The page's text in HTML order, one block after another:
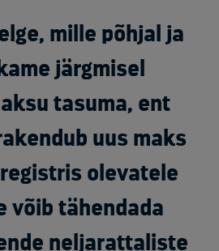
mille põhjal ja
järgmisel
tasuma, ent
uus maks
olevatele
võib tähendada
neljarattaliste